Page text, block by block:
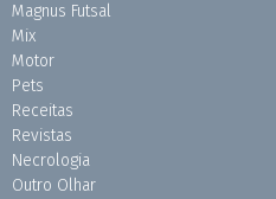
Magnus Futsal
Mix
Motor
Pets
Receitas
Revistas
Necrologia
Outro Olhar